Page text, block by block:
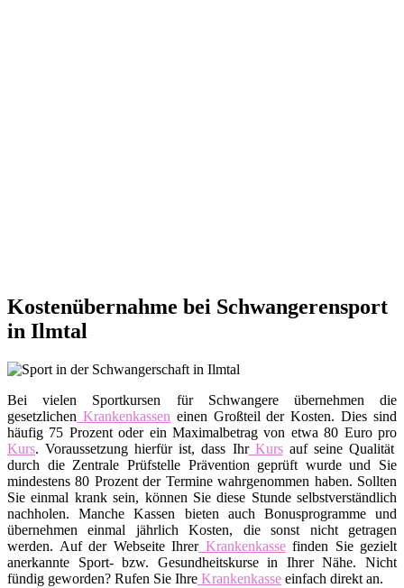
Kostenübernahme bei Schwangerensport
in Ilmtal
Bei vielen Sportkursen für Schwangere übernehmen die
gesetzlichen Krankenkassen einen Großteil der Kosten. Dies sind
häufig 75 Prozent oder ein Maximalbetrag von etwa 80 Euro pro
Kurs. Voraussetzung hierfür ist, dass IhrKursauf seine Qualität
durch die Zentrale Prüfstelle Prävention geprüft wurde und Sie
mindestens 80 Prozent der Termine wahrgenommen haben. Sollten
Sie einmal krank sein, können Sie diese Stunde selbstverständlich
nachholen. Manche Kassen bieten auch Bonusprogramme und
übernehmen einmal jährlich Kosten, die sonst nicht getragen
werden. Auf der Webseite IhrerKrankenkassefinden Sie gezielt
anerkannte Sport- bzw. Gesundheitskurse in Ihrer Nähe. Nicht
fündig geworden? Rufen Sie Ihre Krankenkasse einfach direkt an.